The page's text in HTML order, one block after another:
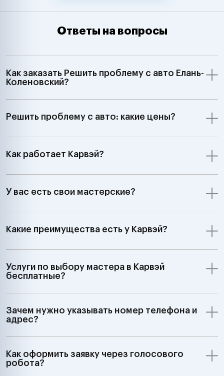
Ответы на вопросы
Как заказать Решить проблему с авто Елань-
Коленовский?
Решить проблему с авто: какие цены?
Как работает Карвэй?
У вас есть свои мастерские?
Какие преимущества есть у Карвэй?
Услуги по выбору мастера в Карвэй
бесплатные?
Зачем нужно указывать номер телефона и
адрес?
Как оформить заявку через голосового
робота?